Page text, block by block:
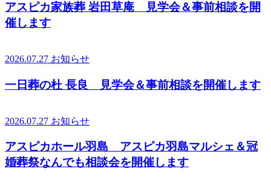
アスピカ家族葬 岩田草庵 見学会＆事前相談を開
催します
2026.07.27 お知らせ
一日葬の杜 長良 見学会＆事前相談を開催します
2026.07.27 お知らせ
アスピカホール羽島 アスピカ羽島マルシェ＆冠
婚葬祭なんでも相談会を開催します